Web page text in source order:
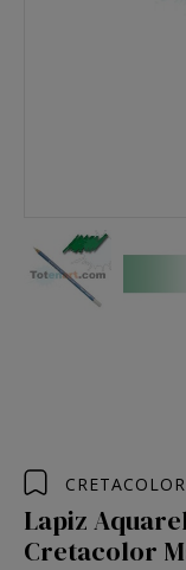
CRETACOLOR
Lapiz
Cretacolor